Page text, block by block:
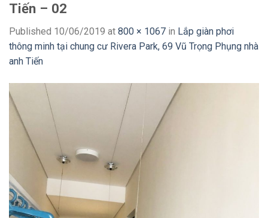
Tiến – 02
Published 10/06/2019 at 800 × 1067 in Lắp giàn phơi
thông minh tại chung cư Rivera Park, 69 Vũ Trọng Phụng nhà
anh Tiến